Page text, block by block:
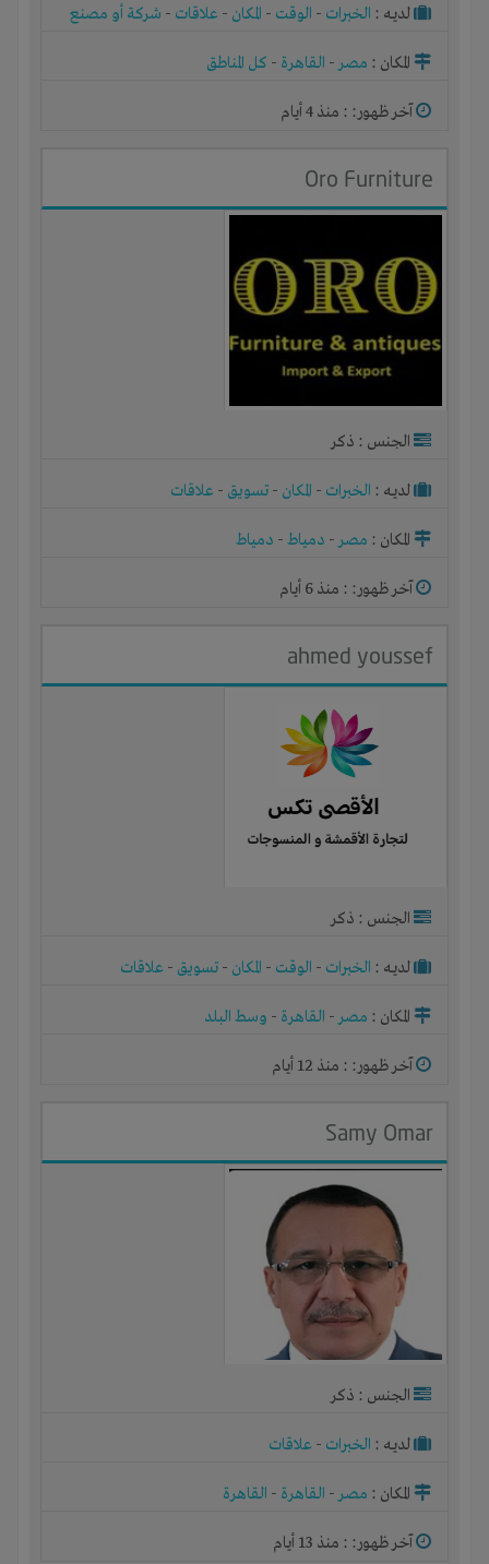
لديـه : الخبرات - الوقت - المكان - علاقات - شركة أو مصنع
المكان : مصر- القاهرة - كل المناطق
آخر ظهور: : منذ 4 أيام
Oro Furniture
الجنس : ذكر
لديـه : الخبرات - المكان - تسويق - علاقات
المكان : مصر- دمياط- دمياط
آخر ظهور: : منذ 6 أيام
ahmed youssef
الجنس : ذكر
لديـه : الخبرات - الوقت - المكان - تسويق - علاقات
المكان : مصر- القاهرة - وسط البلد
آخر ظهور: : منذ 12 أيام
Samy Omar
الجنس : ذكر
لديـه : الخبرات - علاقات
المكان : مصر- القاهرة - القاهرة
آخر ظهور: : منذ 13 أيام